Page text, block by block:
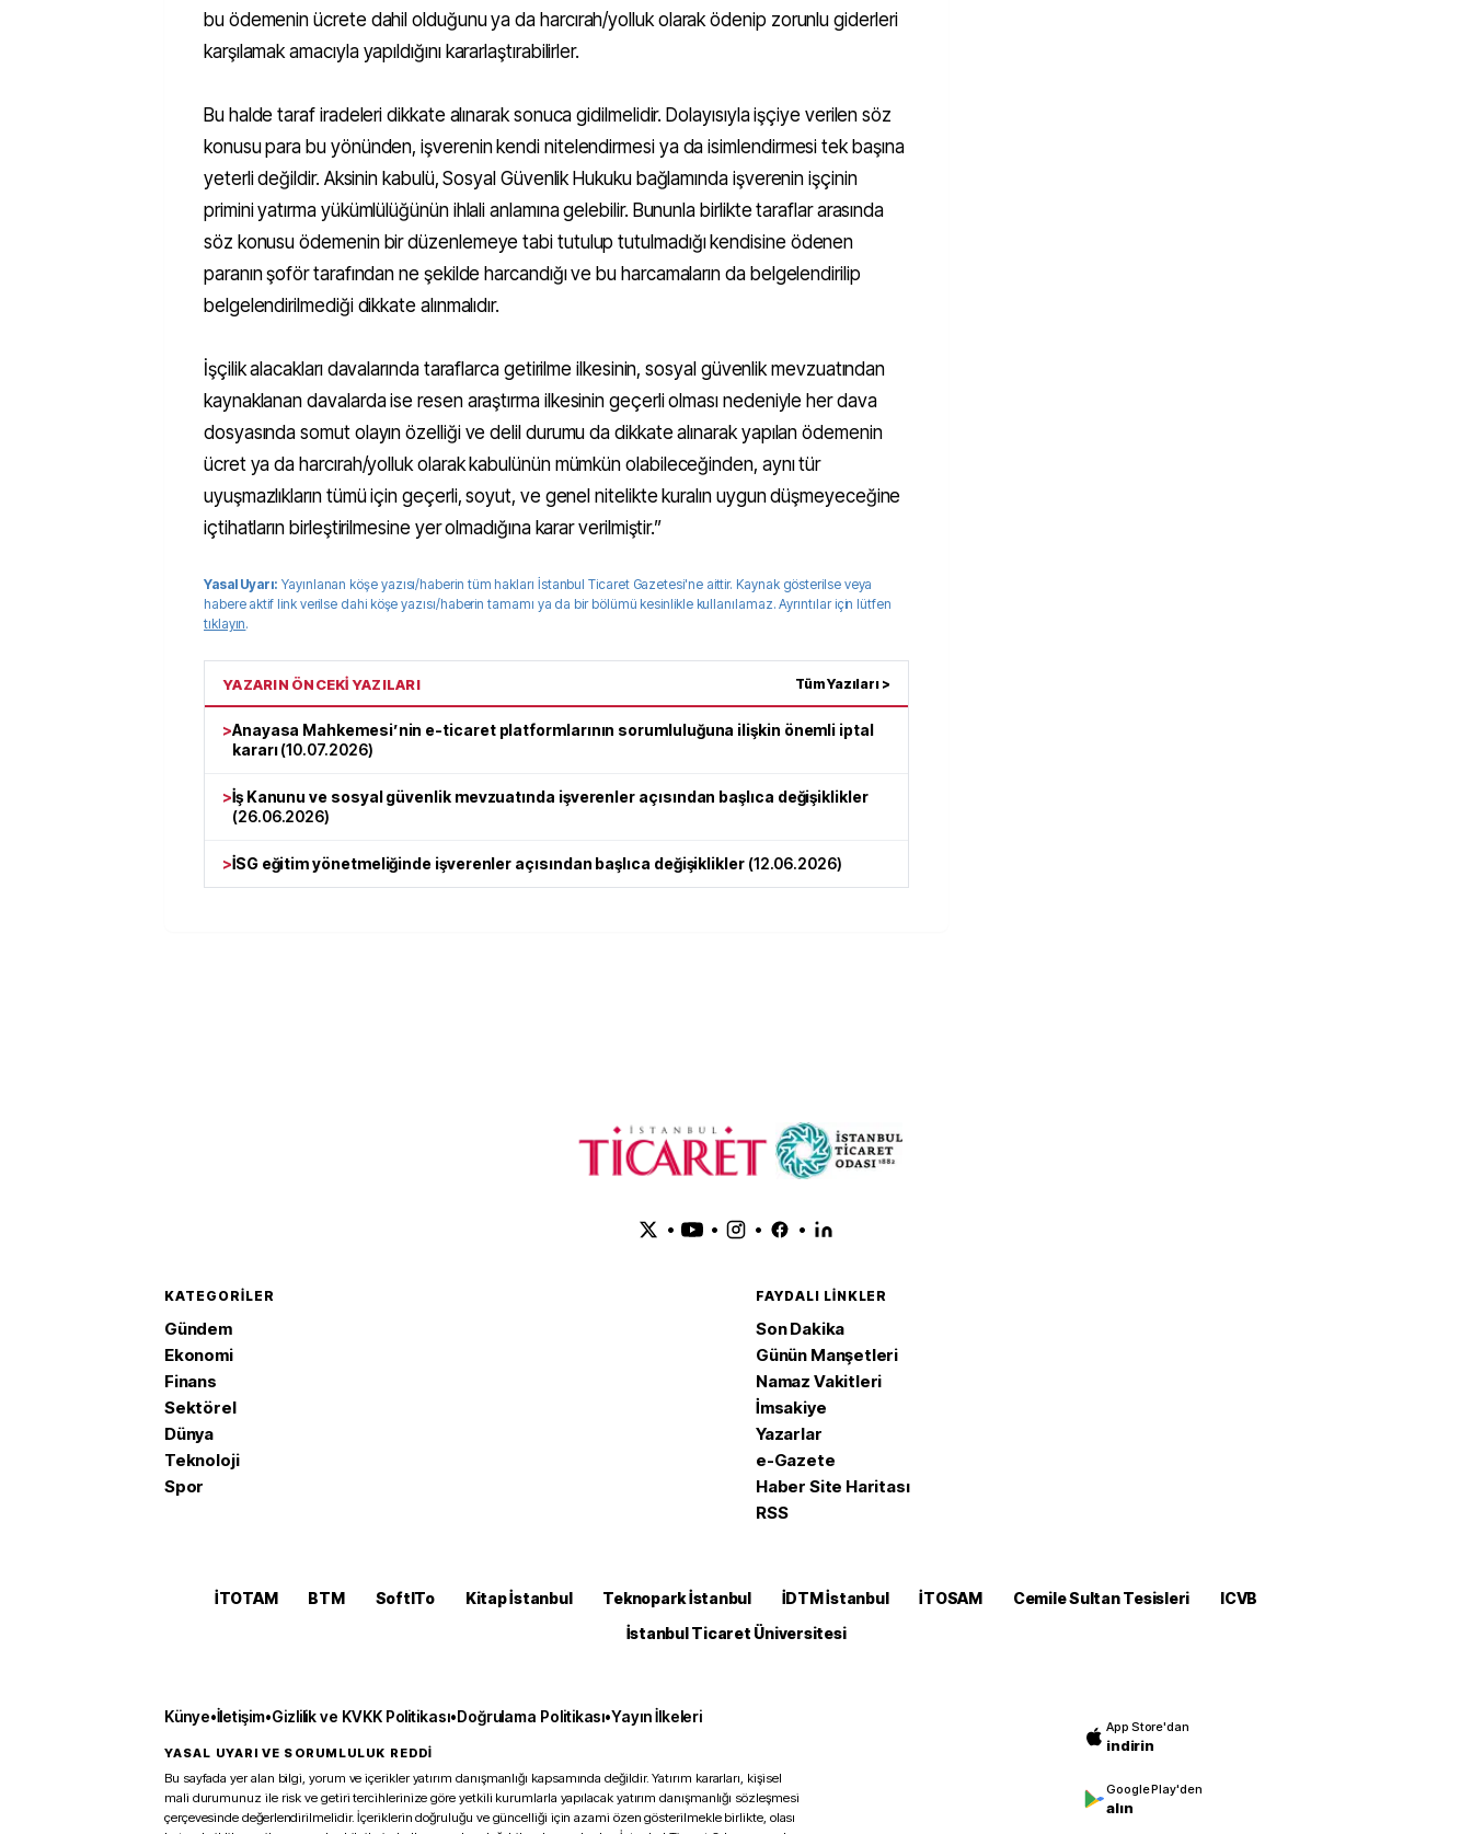
bu ödemenin ücrete dahil olduğunu ya da harcırah/yolluk olarak ödenip zorunlu giderleri
karşılamak amacıyla yapıldığını kararlaştırabilirler.
Bu halde taraf iradeleri dikkate alınarak sonuca gidilmelidir. Dolayısıyla işçiye verilen söz
konusu para bu yönünden, işverenin kendi nitelendirmesi ya da isimlendirmesi tek başına
yeterli değildir. Aksinin kabulü, Sosyal Güvenlik Hukuku bağlamında işverenin işçinin
primini yatırma yükümlülüğünün ihlali anlamına gelebilir. Bununla birlikte taraflar arasında
söz konusu ödemenin bir düzenlemeye tabi tutulup tutulmadığı kendisine ödenen
paranın şoför tarafından ne şekilde harcandığı ve bu harcamaların da belgelendirilip
belgelendirilmediği dikkate alınmalıdır.
İşçilik alacakları davalarında taraflarca getirilme ilkesinin, sosyal güvenlik mevzuatından
kaynaklanan davalarda ise resen araştırma ilkesinin geçerli olması nedeniyle her dava
dosyasında somut olayın özelliği ve delil durumu da dikkate alınarak yapılan ödemenin
ücret ya da harcırah/yolluk olarak kabulünün mümkün olabileceğinden, aynı tür
uyuşmazlıkların tümü için geçerli, soyut, ve genel nitelikte kuralın uygun düşmeyeceğine
içtihatların birleştirilmesine yer olmadığına karar verilmiştir.”
Yasal Uyarı: Yayınlanan köşe yazısı/haberin tüm hakları İstanbul Ticaret Gazetesi'ne aittir. Kaynak gösterilse veya
habere aktif link verilse dahi köşe yazısı/haberin tamamı ya da bir bölümü kesinlikle kullanılamaz. Ayrıntılar için lütfen
tıklayın.
YAZARIN ÖNCEKİ YAZILARI Tüm Yazıları >
>Anayasa Mahkemesi’nin e-ticaret platformlarının sorumluluğuna ilişkin önemli iptal
kararı(10.07.2026)
>İş Kanunu ve sosyal güvenlik mevzuatında işverenler açısından başlıca değişiklikler
(26.06.2026)
>İSG eğitim yönetmeliğinde işverenler açısından başlıca değişiklikler(12.06.2026)
• • • •
KATEGORILER
Gündem
Ekonomi
Finans
Sektörel
Dünya
Teknoloji
Spor
FAYDALI LINKLER
Son Dakika
Günün Manşetleri
Namaz Vakitleri
İmsakiye
Yazarlar
e-Gazete
Haber Site Haritası
RSS
İTOTAM BTM SoftITo Kitap İstanbul Teknopark İstanbul İDTM İstanbul İTOSAM Cemile Sultan Tesisleri
ICVB
İstanbul Ticaret Üniversitesi
Künye•İletişim•Gizlilik ve KVKK Politikası•Doğrulama Politikası•Yayın İlkeleri
YASAL UYARI VE SORUMLULUK REDDİ
Bu sayfada yer alan bilgi, yorum ve içerikler yatırım danışmanlığı kapsamında değildir. Yatırım kararları, kişisel
mali durumunuz ile risk ve getiri tercihlerinize göre yetkili kurumlarla yapılacak yatırım danışmanlığı sözleşmesi
çerçevesinde değerlendirilmelidir. İçeriklerin doğruluğu ve güncelliği için azami özen gösterilmekle birlikte, olası
App Store'dan
indirin
Google Play'den
alın